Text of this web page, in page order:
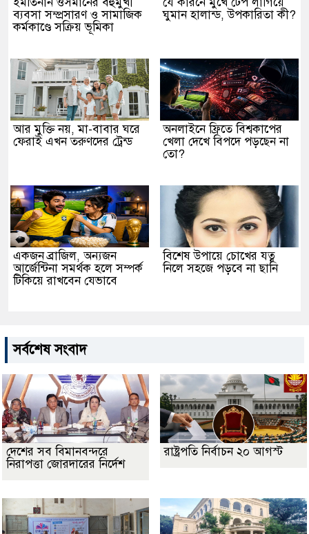
ব্যবসা সম্প্রসারণ ও সামাজিক
কর্মকাণ্ডে সক্রিয় ভূমিকা
ঘুমান হালান্ড, উপকারিতা কী?
আর মুক্তি নয়, মা-বাবার ঘরে
ফেরাই এখন তরুণদের ট্রেন্ড
অনলাইনে ফ্রিতে বিশ্বকাপের
খেলা দেখে বিপদে পড়ছেন না
তো?
একজন ব্রাজিল, অন্যজন
আর্জেন্টিনা সমর্থক হলে সম্পর্ক
টিকিয়ে রাখবেন যেভাবে
বিশেষ উপায়ে চোখের যত্ন
নিলে সহজে পড়বে না ছানি
সর্বশেষ সংবাদ
দেশের সব বিমানবন্দরে
নিরাপত্তা জোরদারের নির্দেশ
রাষ্ট্রপতি নির্বাচন ২০ আগস্ট